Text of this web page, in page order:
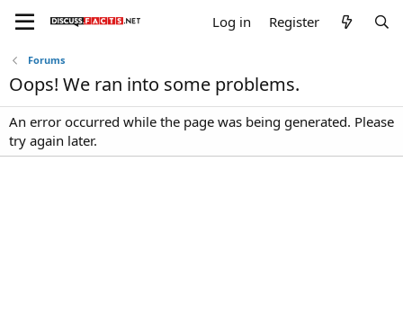
Log in Register
Forums
Oops! We ran into some problems.
An error occurred while the page was being generated. Please
try again later.